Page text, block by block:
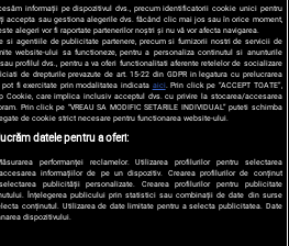
/ DIGI ROMANIA S.A.
Politica de confidentialitate
Termeni
| Contact/Info Codul etic
informații pe dispozitivul dvs., precum identificatorii cookie unici pentru
accepta sau gestiona alegerile dvs. făcând clic mai jos sau în orice moment,
alegeri vor fi raportate partenerilor noștri și nu vă vor afecta navigarea.
si agentiile de publicitate partenere, precum si furnizorii nostri de servicii de
website-ului sa functioneze, pentru a personaliza continutul si anunturile
profilul dvs., pentru a va oferi functionalitati aferente retelelor de socializare
de drepturile prevazute de art. 15-22 din GDPR in legatura cu prelucrarea
fi exercitate prin modalitatea indicata aici. Prin click pe “ACCEPT TOATE”,
Cookie, care implica inclusiv acceptul dvs. cu privire la stocarea/accesarea
Prin click pe “VREAU SA MODIFIC SETARILE INDIVIDUAL” puteti schimba
de cookie strict necesare pentru functionarea website-ului.
datele pentru a oferi:
performanței reclamelor. Utilizarea profilurilor pentru selectarea
informațiilor de pe un dispozitiv. Crearea profilurilor de conținut
publicității personalizate. Crearea profilurilor pentru publicitate
Înțelegerea publicului prin statistici sau combinații de date din surse
conținutul. Utilizarea de date limitate pentru a selecta publicitatea. Date
dispozitivului.